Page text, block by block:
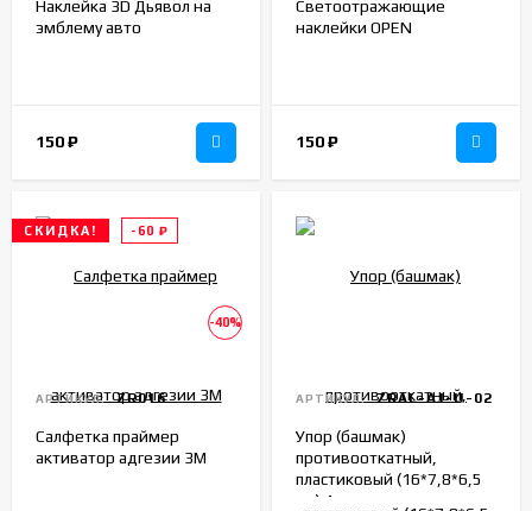
Наклейка 3D Дьявол на
эмблему авто
150₽
Светоотражающие
наклейки OPEN
150₽
-40%
СКИДКА! -60 ₽
АРТИКУЛ: ZR016
Салфетка праймер
активатор адгезии 3M
АРТИКУЛ: ZRAL-AJ-U-02
Упор (башмак)
противооткатный,
пластиковый (16*7,8*6,5
см) 1шт.